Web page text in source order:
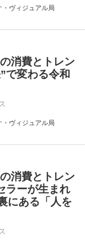
・ヴィジュアル局
消費とトレン
で変わる令和
・ヴィジュアル局
消費とトレン
ラーが生まれ
にある「人を